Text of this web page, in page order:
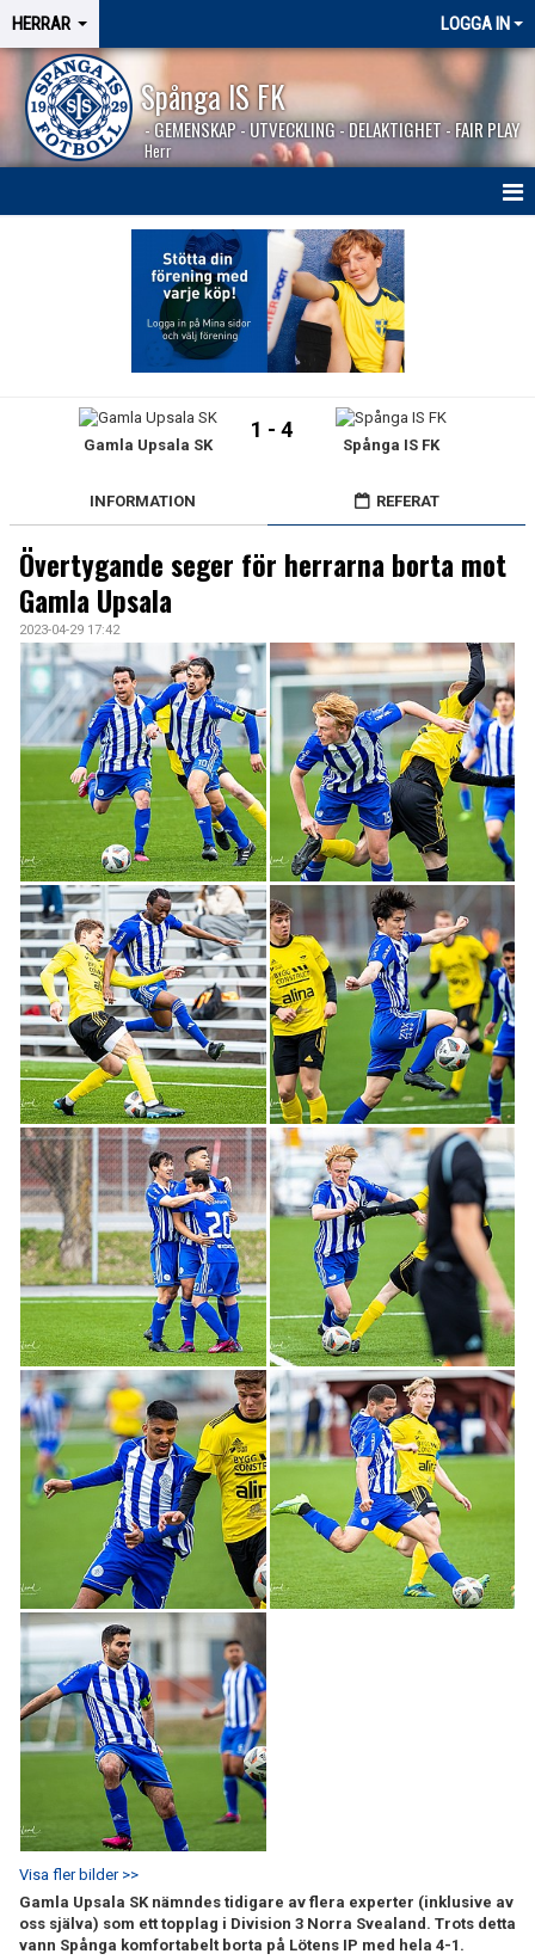
HERRAR LOGGA IN
Spånga IS FK
- GEMENSKAP - UTVECKLING - DELAKTIGHET - FAIR PLAY
Herr
BILDGALLERI
ARKIV 2024-23
ARKIV 2022-20
ARKIV 2019-17
DOKUMENT
KONTAKT
Gamla Upsala SK
1 - 4
Spånga IS FK
INFORMATION REFERAT
Övertygande seger för herrarna borta mot
Gamla Upsala
2023-04-29 17:42
Visa fler bilder >>
Gamla Upsala SK nämndes tidigare av flera experter (inklusive av
oss själva) som ett topplag i Division 3 Norra Svealand. Trots detta
vann Spånga komfortabelt borta på Lötens IP med hela 4-1.